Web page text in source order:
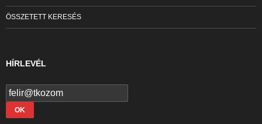
ÖSSZETETT KERESÉS
HÍRLEVÉL